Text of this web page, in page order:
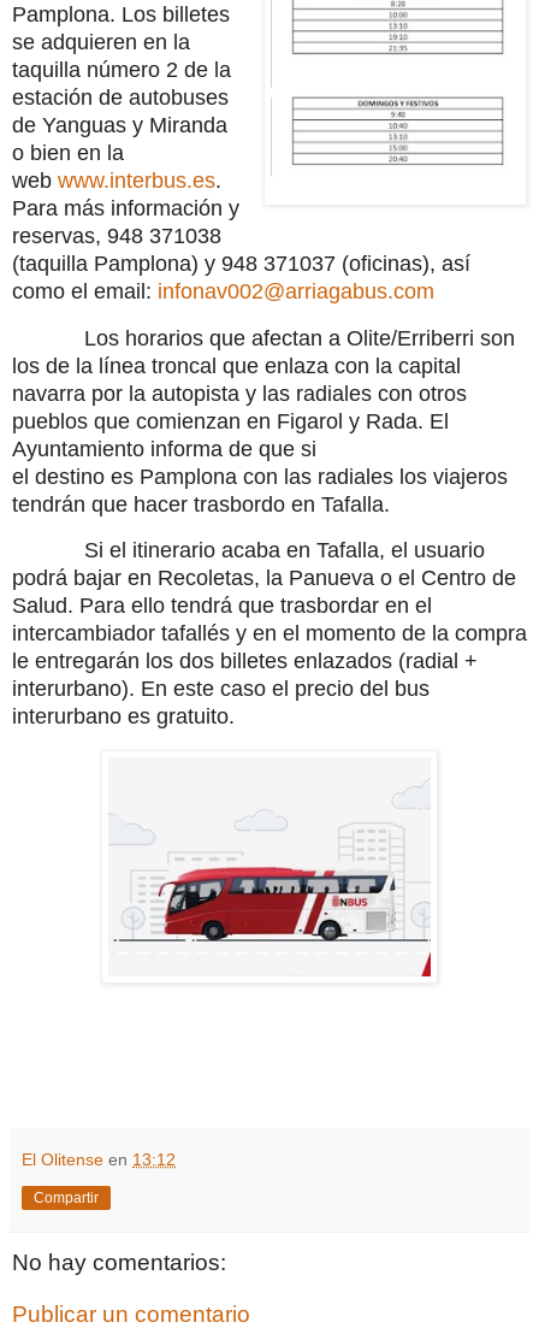
Pamplona. Los billetes
se adquieren en la
taquilla número 2 de la
estación de autobuses
de Yanguas y Miranda
o bien en la
web www.interbus.es.
Para más información y
reservas, 948 371038
(taquilla Pamplona) y 948 371037 (oficinas), así
como el email: infonav002@arriagabus.com
Los horarios que afectan a Olite/Erriberri son
los de la línea troncal que enlaza con la capital
navarra por la autopista y las radiales con otros
pueblos que comienzan en Figarol y Rada. El
Ayuntamiento informa de que si
el destino es Pamplona con las radiales los viajeros
tendrán que hacer trasbordo en Tafalla.
Si el itinerario acaba en Tafalla, el usuario
podrá bajar en Recoletas, la Panueva o el Centro de
Salud. Para ello tendrá que trasbordar en el
intercambiador tafallés y en el momento de la compra
le entregarán los dos billetes enlazados (radial +
interurbano). En este caso el precio del bus
interurbano es gratuito.
El Olitense en 13:12
Compartir
No hay comentarios:
Publicar un comentario